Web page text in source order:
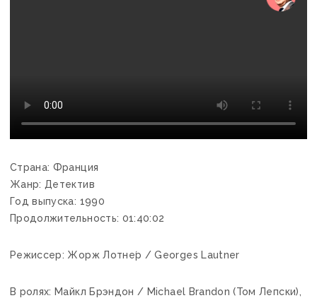
Страна: Франция
Жанр: Детектив
Год выпуска: 1990
Продолжительность: 01:40:02
Режиссер: Жорж Лотне́р / Georges Lautner
В ролях: Майкл Брэндон / Michael Brandon (Том Лепски),